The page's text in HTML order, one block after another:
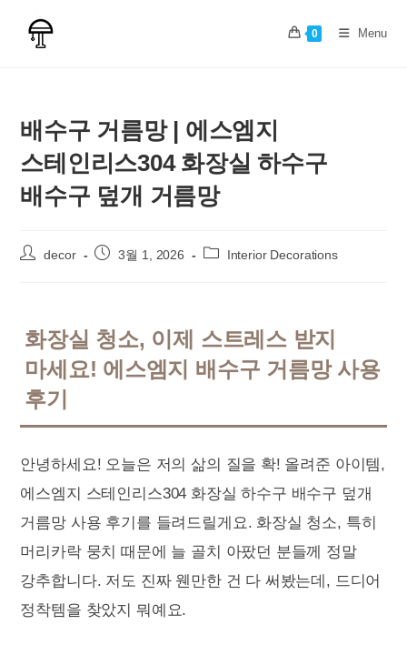
0 Menu
배수구 거름망 | 에스엠지
스테인리스304 화장실 하수구
배수구 덮개 거름망
Postdecor
Post 3월 1, 2026
Post Interior Decorations
화장실 청소, 이제 스트레스 받지
마세요! 에스엠지 배수구 거름망 사용
후기
안녕하세요! 오늘은 저의 삶의 질을 확! 올려준 아이템,
에스엠지 스테인리스304 화장실 하수구 배수구 덮개
거름망 사용 후기를 들려드릴게요. 화장실 청소, 특히
머리카락 뭉치 때문에 늘 골치 아팠던 분들께 정말
강추합니다. 저도 진짜 웬만한 건 다 써봤는데, 드디어
정착템을 찾았지 뭐예요.